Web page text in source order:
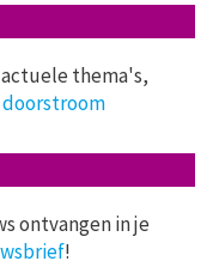
thema's,
doorstroom
ontvangen in je
!